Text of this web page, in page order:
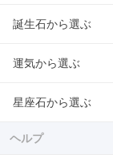
誕生石から選ぶ
運気から選ぶ
星座石から選ぶ
ヘルプ